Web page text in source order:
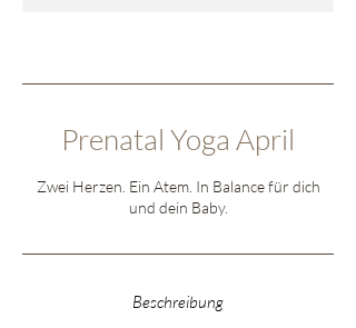
Prenatal Yoga April
Zwei Herzen. Ein Atem. In Balance für dich
und dein Baby.
Beschreibung